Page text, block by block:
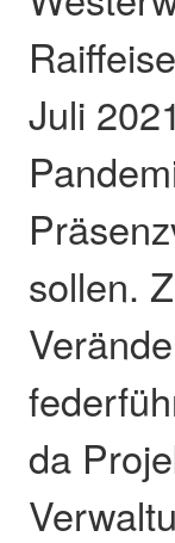
Juli
sollen.
da